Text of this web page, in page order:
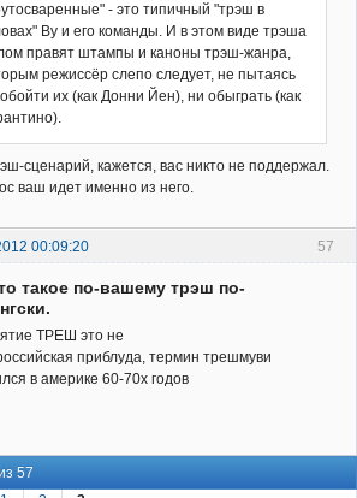
- это типичный "трэш в
Ву и его команды. И в этом виде трэша
правят штампы и каноны трэш-жанра,
режиссёр слепо следует, не пытаясь
их (как Донни Йен), ни обыграть (как
сценарий, кажется, вас никто не поддержал.
ваш идет именно из него.
57
00:09:20
такое по-вашему трэш по-
ТРЕШ это не
приблуда, термин трешмуви
в америке 60-70х годов
57